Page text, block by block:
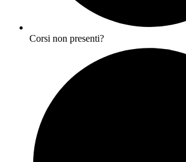
Corsi non presenti?